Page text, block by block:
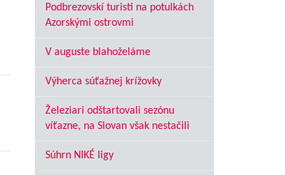
Podbrezovskí turisti na potulkách
Azorskými ostrovmi
V auguste blahoželáme
Výherca súťažnej krížovky
Železiari odštartovali sezónu
víťazne, na Slovan však nestačili
Súhrn NIKÉ ligy